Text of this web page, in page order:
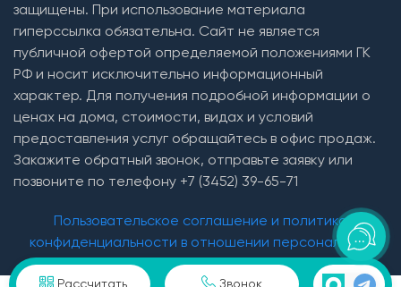
Рассчитать Звонок
защищены. При использование материала
гиперссылка обязательна. Сайт не является
публичной офертой определяемой положениями ГК
РФ и носит исключительно информационный
характер. Для получения подробной информации о
ценах на дома, стоимости, видах и условий
предоставления услуг обращайтесь в офис продаж.
Закажите обратный звонок, отправьте заявку или
позвоните по телефону +7 (3452) 39-65-71
Пользовательское соглашение и политика
конфиденциальности в отношении персональных
данных